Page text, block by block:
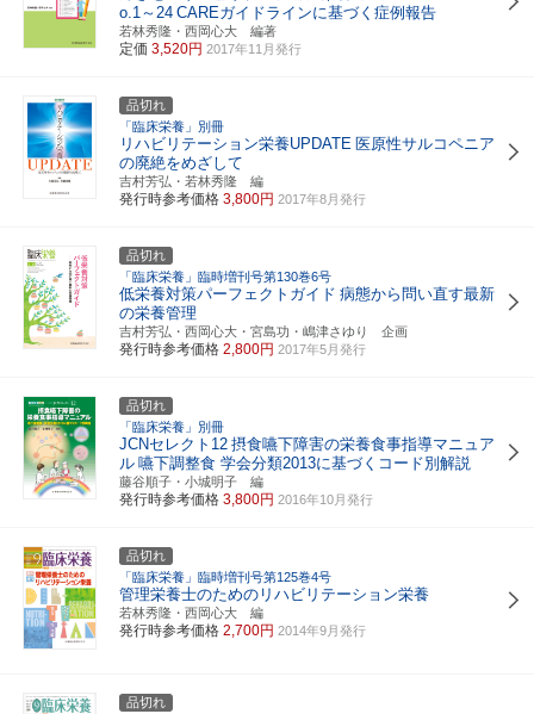
o.1～24 CAREガイドラインに基づく症例報告
若林秀隆・西岡心大 編著
定価 3,520円 2017年11月発行
品切れ
「臨床栄養」別冊
リハビリテーション栄養UPDATE 医原性サルコペニア
の廃絶をめざして
吉村芳弘・若林秀隆 編
発行時参考価格 3,800円 2017年8月発行
品切れ
「臨床栄養」臨時増刊号第130巻6号
低栄養対策パーフェクトガイド 病態から問い直す最新
の栄養管理
吉村芳弘・西岡心大・宮島功・嶋津さゆり 企画
発行時参考価格 2,800円 2017年5月発行
品切れ
「臨床栄養」別冊
JCNセレクト12 摂食嚥下障害の栄養食事指導マニュア
ル 嚥下調整食 学会分類2013に基づくコード別解説
藤谷順子・小城明子 編
発行時参考価格 3,800円 2016年10月発行
品切れ
「臨床栄養」臨時増刊号第125巻4号
管理栄養士のためのリハビリテーション栄養
若林秀隆・西岡心大 編
発行時参考価格 2,700円 2014年9月発行
品切れ